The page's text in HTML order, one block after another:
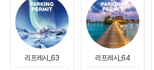
리프레시_63 리프레시_64